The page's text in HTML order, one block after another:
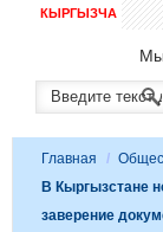
КЫРГЫЗЧА
Мы
Главная /
В Кыргызстане
заверение